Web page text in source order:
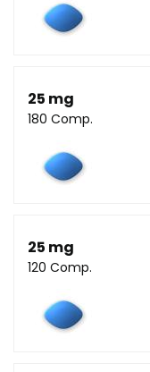
25 mg
180 Comp.
25 mg
120 Comp.